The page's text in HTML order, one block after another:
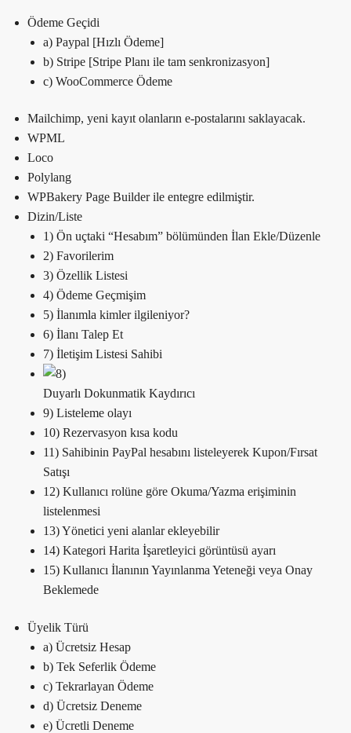
Ödeme Geçidi
a) Paypal [Hızlı Ödeme]
b) Stripe [Stripe Planı ile tam senkronizasyon]
c) WooCommerce Ödeme
Mailchimp, yeni kayıt olanların e-postalarını saklayacak.
WPML
Loco
Polylang
WPBakery Page Builder ile entegre edilmiştir.
Dizin/Liste
1) Ön uçtaki “Hesabım” bölümünden İlan Ekle/Düzenle
2) Favorilerim
3) Özellik Listesi
4) Ödeme Geçmişim
5) İlanımla kimler ilgileniyor?
6) İlanı Talep Et
7) İletişim Listesi Sahibi
Duyarlı Dokunmatik Kaydırıcı
9) Listeleme olayı
10) Rezervasyon kısa kodu
11) Sahibinin PayPal hesabını listeleyerek Kupon/Fırsat
Satışı
12) Kullanıcı rolüne göre Okuma/Yazma erişiminin
listelenmesi
13) Yönetici yeni alanlar ekleyebilir
14) Kategori Harita İşaretleyici görüntüsü ayarı
15) Kullanıcı İlanının Yayınlanma Yeteneği veya Onay
Beklemede
Üyelik Türü
a) Ücretsiz Hesap
b) Tek Seferlik Ödeme
c) Tekrarlayan Ödeme
d) Ücretsiz Deneme
e) Ücretli Deneme